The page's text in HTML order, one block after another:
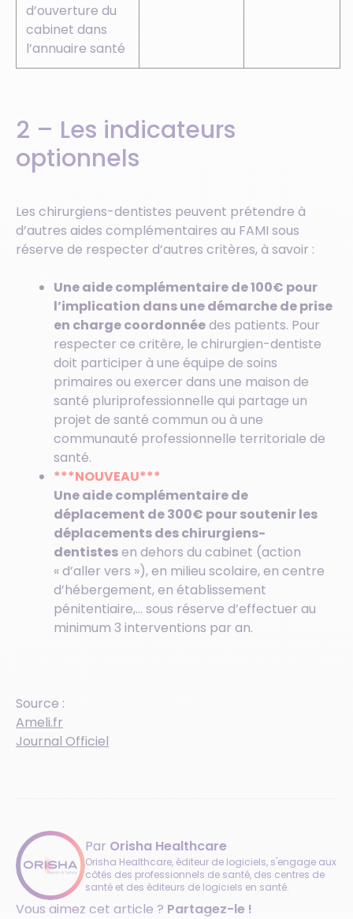
d’ouverture du
cabinet dans
l’annuaire santé
2 – Les indicateurs
optionnels
Les chirurgiens-dentistes peuvent prétendre à
d’autres aides complémentaires au FAMI sous
réserve de respecter d’autres critères, à savoir :
Une aide complémentaire de 100€ pour
l’implication dans une démarche de prise
en charge coordonnéedes patients. Pour
respecter ce critère, le chirurgien-dentiste
doit participer à une équipe de soins
primaires ou exercer dans une maison de
santé pluriprofessionnelle qui partage un
projet de santé commun ou à une
communauté professionnelle territoriale de
santé.
***NOUVEAU***
Une aide complémentaire de
déplacement de 300€ pour soutenir les
déplacements des chirurgiens-
dentistesen dehors du cabinet (action
« d’aller vers »), en milieu scolaire, en centre
d’hébergement, en établissement
pénitentiaire,… sous réserve d’effectuer au
minimum 3 interventions par an.
Source :
Ameli.fr
Journal Officiel
Par Orisha Healthcare
Orisha Healthcare, éditeur de logiciels, s'engage aux
côtés des professionnels de santé, des centres de
santé et des éditeurs de logiciels en santé.
Vous aimez cet article ? Partagez-le !